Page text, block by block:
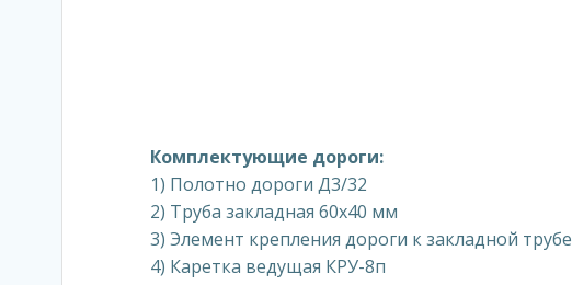
Комплектующие дороги:
1) Полотно дороги Д3/32
2) Труба закладная 60х40 мм
3) Элемент крепления дороги к закладной трубе
4) Каретка ведущая КРУ-8п